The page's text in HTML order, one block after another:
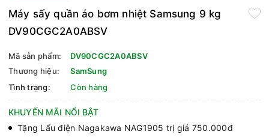
Máy sấy quần áo bơm nhiệt Samsung 9 kg
DV90CGC2A0ABSV
Mã sản phẩm:
DV90CGC2A0ABSV
Thương hiệu:
SamSung
Tình trạng:
Còn hàng
KHUYẾN MÃI NỔI BẬT
Tặng Lẩu điện Nagakawa NAG1905 trị giá 750.000đ